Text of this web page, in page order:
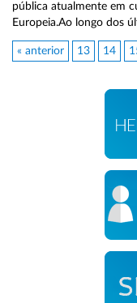
pública atualmente em
Europeia.Ao longo dos
« anterior 13 14